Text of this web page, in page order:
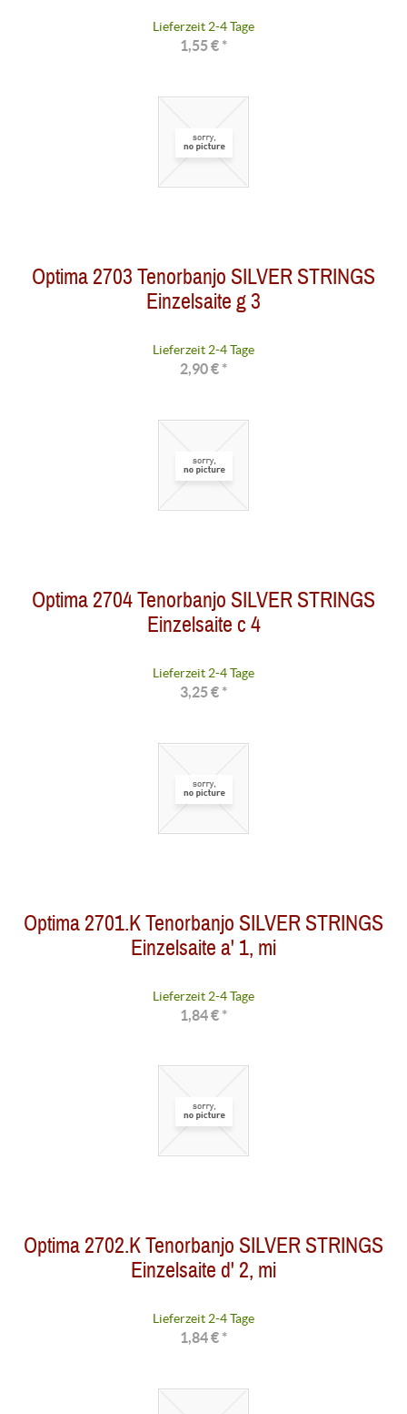
Lieferzeit 2-4 Tage
1,55 € *
Optima 2703 Tenorbanjo SILVER STRINGS
Einzelsaite g 3
Lieferzeit 2-4 Tage
2,90 € *
Optima 2704 Tenorbanjo SILVER STRINGS
Einzelsaite c 4
Lieferzeit 2-4 Tage
3,25 € *
Optima 2701.K Tenorbanjo SILVER STRINGS
Einzelsaite a' 1, mi
Lieferzeit 2-4 Tage
1,84 € *
Optima 2702.K Tenorbanjo SILVER STRINGS
Einzelsaite d' 2, mi
Lieferzeit 2-4 Tage
1,84 € *